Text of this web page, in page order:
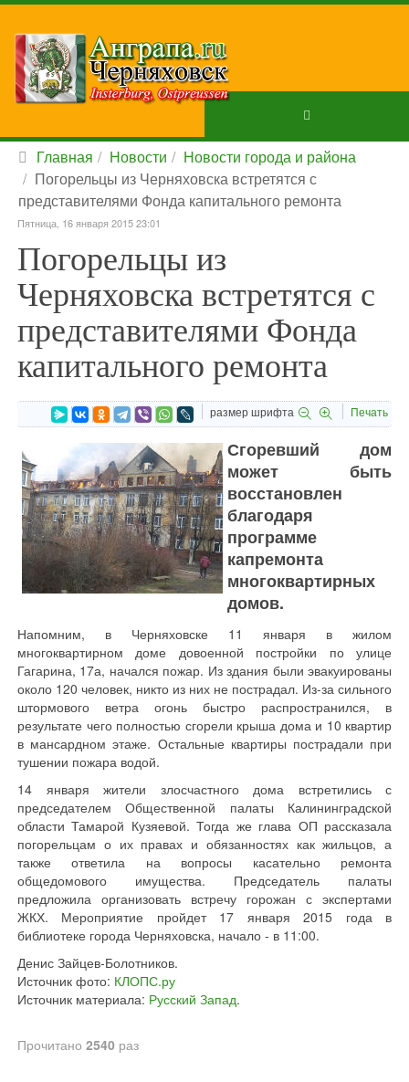
Главная Новости
Новости города и района
Погорельцы из Черняховска встретятся с
представителями Фонда капитального ремонта
Пятница, 16 января 2015 23:01
Погорельцы из
Черняховска встретятся с
представителями Фонда
капитального ремонта
размер шрифта Печать
Сгоревший дом
может быть
восстановлен
благодаря
программе
капремонта
многоквартирных
домов.
Напомним, в Черняховске 11 января в жилом
многоквартирном доме довоенной постройки по улице
Гагарина, 17а, начался пожар. Из здания были эвакуированы
около 120 человек, никто из них не пострадал. Из-за сильного
штормового ветра огонь быстро распространился, в
результате чего полностью сгорели крыша дома и 10 квартир
в мансардном этаже. Остальные квартиры пострадали при
тушении пожара водой.
14 января жители злосчастного дома встретились с
председателем Общественной палаты Калининградской
области Тамарой Кузяевой. Тогда же глава ОП рассказала
погорельцам о их правах и обязанностях как жильцов, а
также ответила на вопросы касательно ремонта
общедомового имущества. Председатель палаты
предложила организовать встречу горожан с экспертами
ЖКХ. Мероприятие пройдет 17 января 2015 года в
библиотеке города Черняховска, начало - в 11:00.
Денис Зайцев-Болотников.
Источник фото: КЛОПС.ру
Источник материала: Русский Запад.
Прочитано 2540 раз